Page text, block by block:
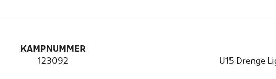
KAMPNUMMER
123092
U15 Drenge